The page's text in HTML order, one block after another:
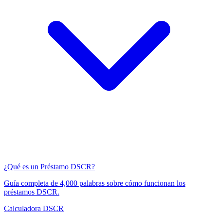
¿Qué es un Préstamo DSCR?
Guía completa de 4,000 palabras sobre cómo funcionan los
préstamos DSCR.
Calculadora DSCR